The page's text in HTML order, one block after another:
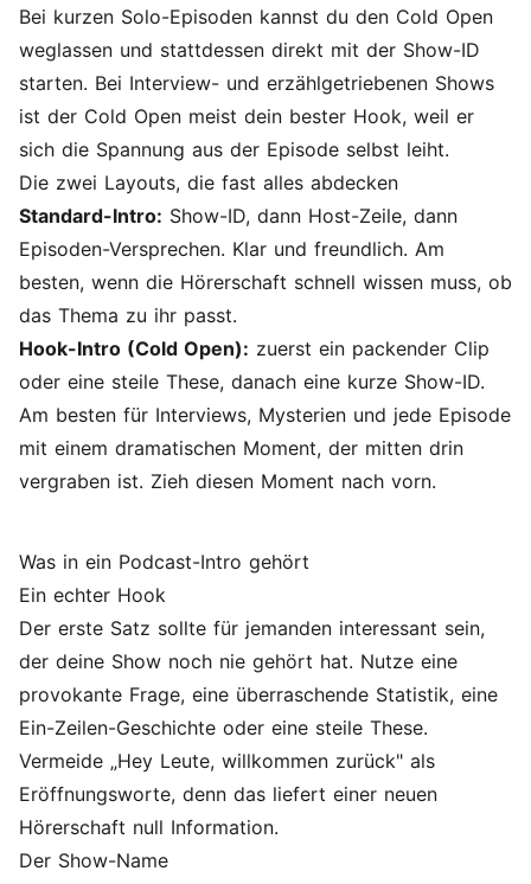
Bei kurzen Solo-Episoden kannst du den Cold Open
weglassen und stattdessen direkt mit der Show-ID
starten. Bei Interview- und erzählgetriebenen Shows
ist der Cold Open meist dein bester Hook, weil er
sich die Spannung aus der Episode selbst leiht.
Die zwei Layouts, die fast alles abdecken
Standard-Intro: Show-ID, dann Host-Zeile, dann
Episoden-Versprechen. Klar und freundlich. Am
besten, wenn die Hörerschaft schnell wissen muss, ob
das Thema zu ihr passt.
Hook-Intro (Cold Open): zuerst ein packender Clip
oder eine steile These, danach eine kurze Show-ID.
Am besten für Interviews, Mysterien und jede Episode
mit einem dramatischen Moment, der mitten drin
vergraben ist. Zieh diesen Moment nach vorn.
Was in ein Podcast-Intro gehört
Ein echter Hook
Der erste Satz sollte für jemanden interessant sein,
der deine Show noch nie gehört hat. Nutze eine
provokante Frage, eine überraschende Statistik, eine
Ein-Zeilen-Geschichte oder eine steile These.
Vermeide „Hey Leute, willkommen zurück" als
Eröffnungsworte, denn das liefert einer neuen
Hörerschaft null Information.
Der Show-Name